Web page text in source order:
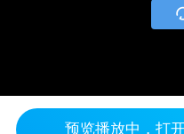
预览播放中，打